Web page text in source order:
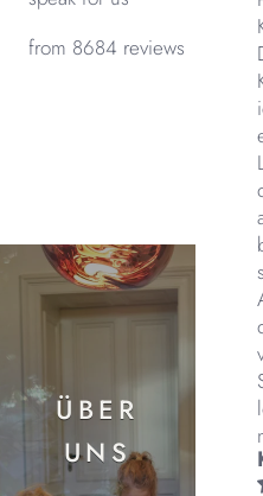
from 8684 reviews
ÜBER
UNS